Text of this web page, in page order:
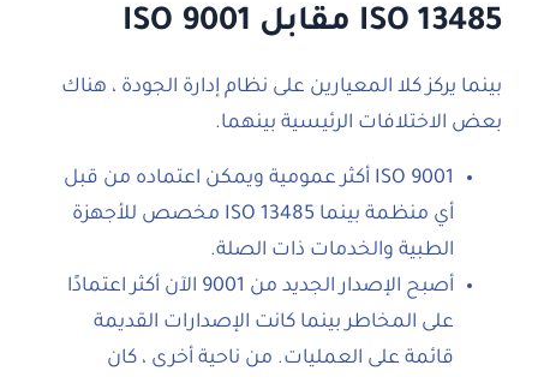
ISO 13485 مقابل ISO 9001
بينما يركز كلا المعيارين على نظام إدارة الجودة ، هناك
بعض الاختلافات الرئيسية بينهما.
ISO 9001 أكثر عمومية ويمكن اعتماده من قبل
أي منظمة بينما ISO 13485 مخصص للأجهزة
الطبية والخدمات ذات الصلة.
أصبح الإصدار الجديد من 9001 الآن أكثر اعتمادًا
على المخاطر بينما كانت الإصدارات القديمة
قائمة على العمليات. من ناحية أخرى ، كان